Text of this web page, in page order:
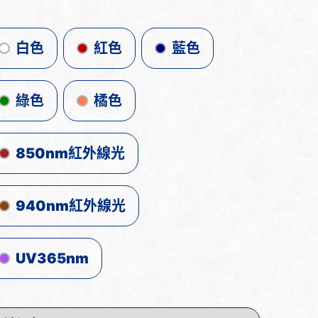
白色 紅色 藍色
綠色 橘色
850nm紅外線光
940nm紅外線光
UV365nm